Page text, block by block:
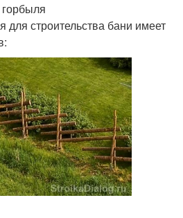
для строительства бани имеет